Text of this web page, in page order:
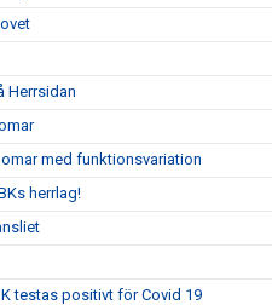
Herrsidan
med funktionsvariation
herrlag!
testas positivt för Covid 19